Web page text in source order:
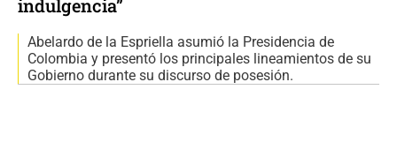
indulgencia”
Abelardo de la Espriella asumió la Presidencia de
Colombia y presentó los principales lineamientos de su
Gobierno durante su discurso de posesión.